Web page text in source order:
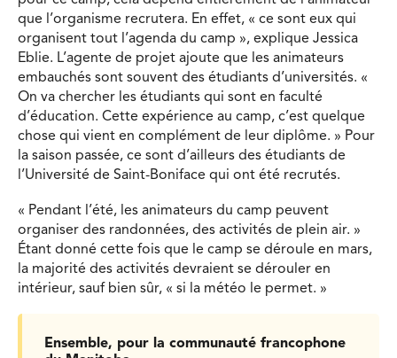
que l’organisme recrutera. En effet, « ce sont eux qui
organisent tout l’agenda du camp », explique Jessica
Eblie. L’agente de projet ajoute que les animateurs
embauchés sont souvent des étudiants d’universités. «
On va chercher les étudiants qui sont en faculté
d’éducation. Cette expérience au camp, c’est quelque
chose qui vient en complément de leur diplôme. » Pour
la saison passée, ce sont d’ailleurs des étudiants de
l’Université de Saint-Boniface qui ont été recrutés.
« Pendant l’été, les animateurs du camp peuvent
organiser des randonnées, des activités de plein air. »
Étant donné cette fois que le camp se déroule en mars,
la majorité des activités devraient se dérouler en
intérieur, sauf bien sûr, « si la météo le permet. »
Ensemble, pour la communauté francophone